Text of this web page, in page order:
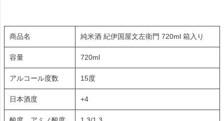
商品名 純米酒 紀伊国屋文左衛門 720ml 箱入り
容量 720ml
アルコール度数 15度
日本酒度 +4